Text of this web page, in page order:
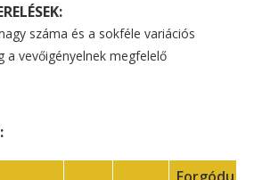
száma és a sokféle variációs
a vevőigényelnek megfelelő